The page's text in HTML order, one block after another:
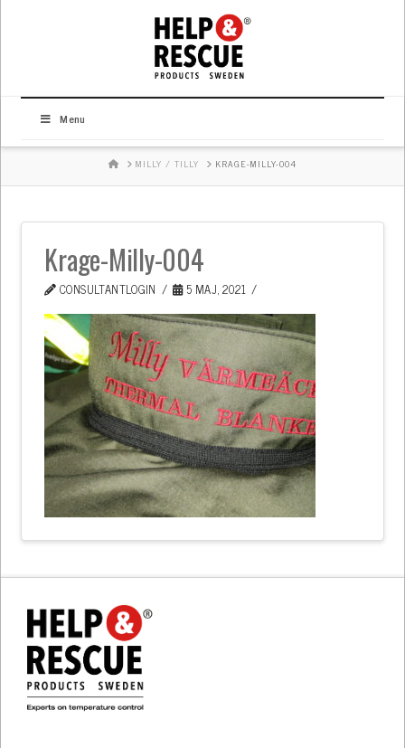
Menu
HOMEMILLY / TILLY KRAGE-MILLY-004
Krage-Milly-004
CONSULTANTLOGIN 5 MAJ, 2021